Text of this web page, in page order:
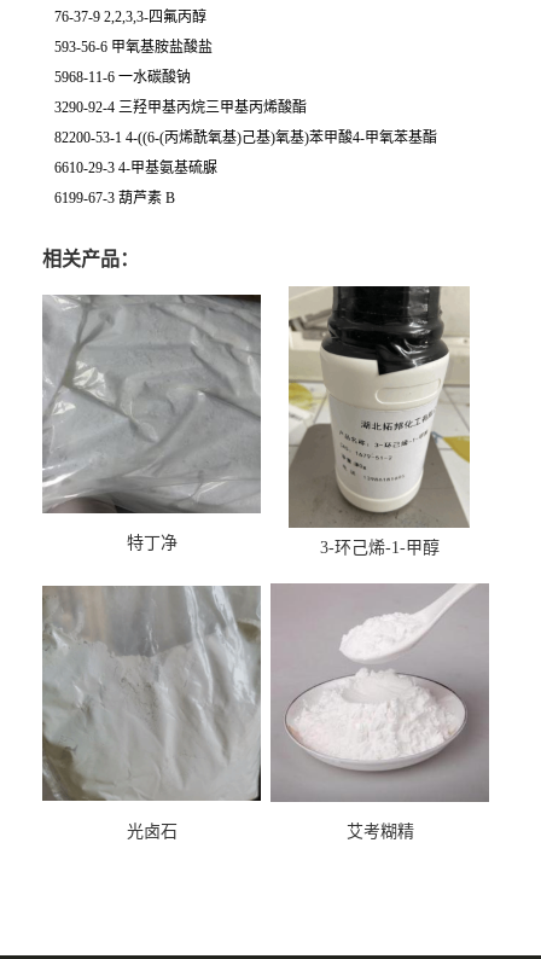
76-37-9 2,2,3,3-四氟丙醇
593-56-6 甲氧基胺盐酸盐
5968-11-6 一水碳酸钠
3290-92-4 三羟甲基丙烷三甲基丙烯酸酯
82200-53-1 4-((6-(丙烯酰氧基)己基)氧基)苯甲酸4-甲氧苯基酯
6610-29-3 4-甲基氨基硫脲
6199-67-3 葫芦素 B
相关产品：
特丁净 3-环己烯-1-甲醇
光卤石 艾考糊精